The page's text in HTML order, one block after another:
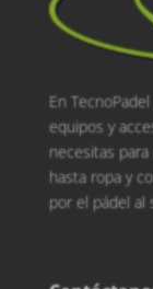
En
equipos y
necesitas
hasta ropa y
por el pádel al